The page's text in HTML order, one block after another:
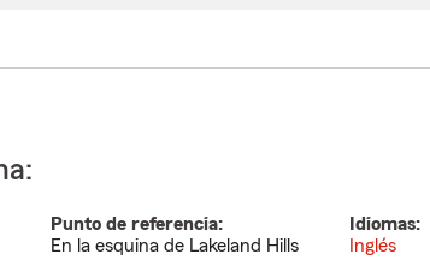
Punto de referencia:
En la esquina de Lakeland Hills
Idiomas:
Inglés